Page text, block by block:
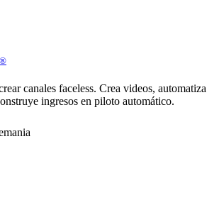
®
canales faceless. Crea videos, automatiza
ingresos en piloto automático.